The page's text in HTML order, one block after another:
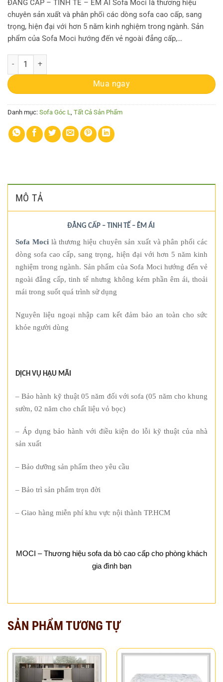
ĐẲNG CẤP – TINH TẾ – ÊM ÁI Sofa Moci là thương hiệu
chuyên sản xuất và phân phối các dòng sofa cao cấp, sang
trọng, hiện đại với hơn 5 năm kinh nghiệm trong ngành. Sản
phẩm của Sofa Moci hướng đến vẻ ngoài đẳng cấp,…
Sofa Góc MC-SG37 số lượng
Mua ngay
Danh mục: Sofa Góc L Tất Cả Sản Phẩm
MÔ TẢ
ĐẲNG CẤP – TINH TẾ – ÊM ÁI
Sofa Mocilà thương hiệu chuyên sản xuất và phân phối các
dòng sofa cao cấp, sang trọng, hiện đại với hơn 5 năm kinh
nghiệm trong ngành. Sản phẩm của Sofa Moci hướng đến vẻ
ngoài đẳng cấp, tinh tế nhưng không kém phần êm ái, thoải
mái trong suốt quá trình sử dụng
Nguyên liệu ngoại nhập cam kết đảm bảo an toàn cho sức
khỏe người dùng
DỊCH VỤ HẬU MÃI
– Bảo hành kỹ thuật 05 năm đối với sofa (05 năm cho khung
sườn, 02 năm cho chất liệu vỏ bọc)
– Áp dụng bảo hành với điều kiện do lỗi kỹ thuật của nhà
sản xuất
– Bảo dưỡng sản phẩm theo yêu cầu
– Bảo trì sản phẩm trọn đời
– Giao hàng miễn phí khu vực nội thành TP.HCM
MOCI – Thương hiệu sofa da bò cao cấp cho phòng khách
gia đình bạn
SẢN PHẨM TƯƠNG TỰ